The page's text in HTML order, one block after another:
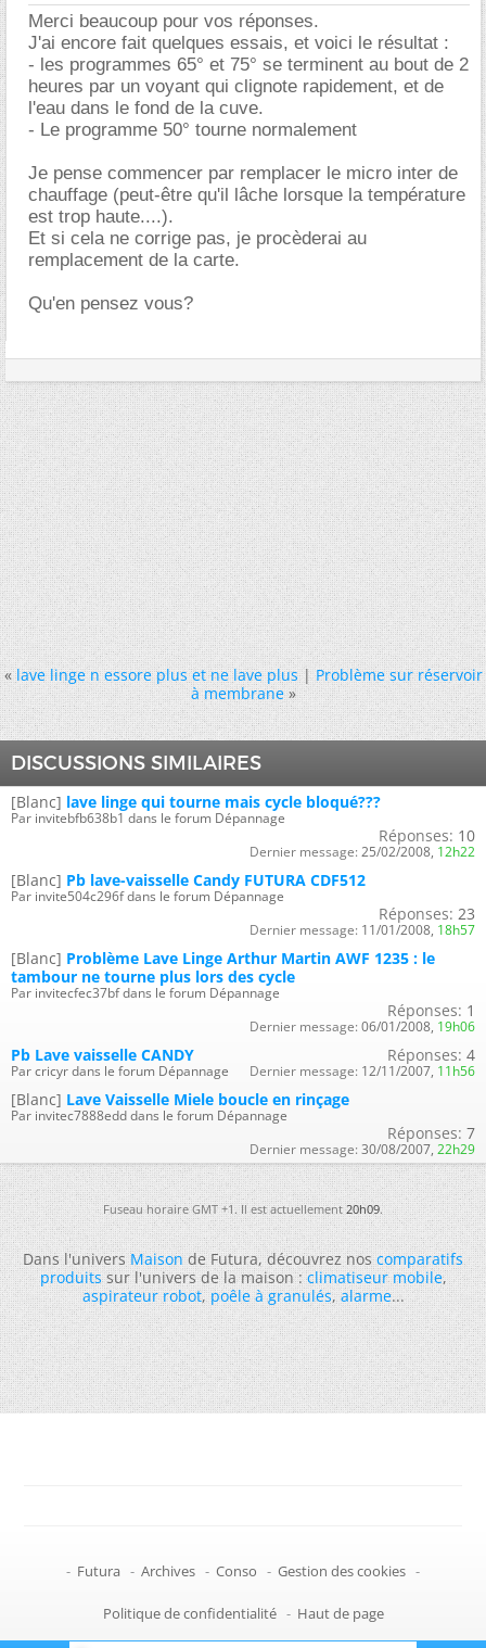
Merci beaucoup pour vos réponses.
J'ai encore fait quelques essais, et voici le résultat :
- les programmes 65° et 75° se terminent au bout de 2
heures par un voyant qui clignote rapidement, et de
l'eau dans le fond de la cuve.
- Le programme 50° tourne normalement
Je pense commencer par remplacer le micro inter de
chauffage (peut-être qu'il lâche lorsque la température
est trop haute....).
Et si cela ne corrige pas, je procèderai au
remplacement de la carte.
Qu'en pensez vous?
« lave linge n essore plus et ne lave plus|Problème sur réservoir
à membrane »
DISCUSSIONS SIMILAIRES
[Blanc] lave linge qui tourne mais cycle bloqué???
Par invitebfb638b1 dans le forum Dépannage
Réponses: 10
Dernier message: 25/02/2008, 12h22
[Blanc] Pb lave-vaisselle Candy FUTURA CDF512
Par invite504c296f dans le forum Dépannage
Réponses: 23
Dernier message: 11/01/2008, 18h57
[Blanc] Problème Lave Linge Arthur Martin AWF 1235 : le
tambour ne tourne plus lors des cycle
Par invitecfec37bf dans le forum Dépannage
Réponses: 1
Dernier message: 06/01/2008, 19h06
Pb Lave vaisselle CANDY
Par cricyr dans le forum Dépannage
Réponses: 4
Dernier message: 12/11/2007, 11h56
[Blanc] Lave Vaisselle Miele boucle en rinçage
Par invitec7888edd dans le forum Dépannage
Réponses: 7
Dernier message: 30/08/2007, 22h29
Fuseau horaire GMT +1. Il est actuellement20h09.
Dans l'universMaisonde Futura, découvrez noscomparatifs
produitssur l'univers de la maison :climatiseur mobile,
aspirateur robot,poêle à granulés,alarme...
- Futura - Archives - Conso - Gestion des cookies -
Politique de confidentialité - Haut de page